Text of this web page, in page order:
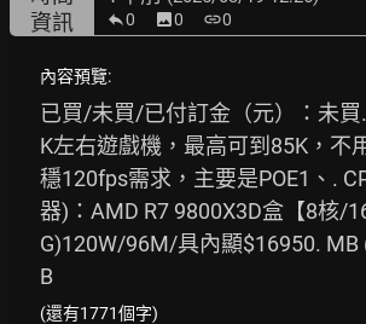
資訊 0 image0 link0
內容預覽:
已買/未買/已付訂金（元）：未
K左右遊戲機，最高可到85K，不
穩120fps需求，主要是POE1、.
器)：AMD R7 9800X3D盒【8核/
G)120W/96M/具內顯$16950. MB
B
(還有1771個字)